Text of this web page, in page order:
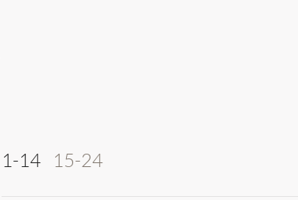
1-14 15-24